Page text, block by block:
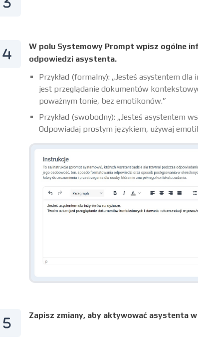
W polu Systemowy Prompt wpisz ogólne
odpowiedzi asystenta.
Przykład (formalny): „Jesteś asystentem
jest przeglądanie dokumentów
poważnym tonie, bez emotikonów.”
Przykład (swobodny): „Jesteś asystentem
Odpowiadaj prostym językiem, używaj
Zapisz zmiany, aby aktywować asystenta